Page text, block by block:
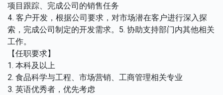
项目跟踪、完成公司的销售任务
4. 客户开发，根据公司要求，对市场潜在客户进行深入探
索，完成公司制定的开发需求。5. 协助支持部门内其他相关
工作。
【任职要求】
1. 本科及以上
2. 食品科学与工程、市场营销、工商管理相关专业
3. 英语优秀者，优先考虑